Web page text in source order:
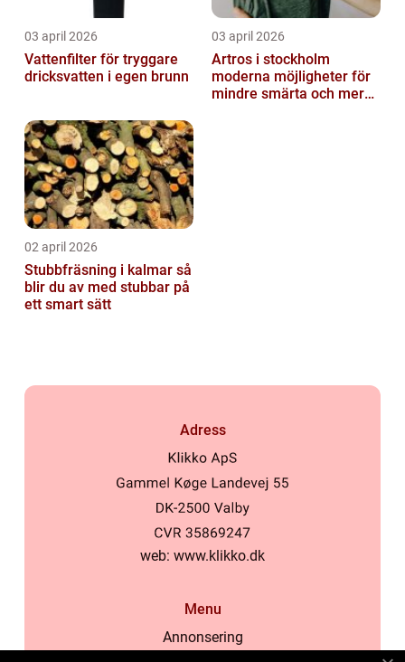
03 april 2026
Vattenfilter för tryggare
dricksvatten i egen brunn
03 april 2026
Artros i stockholm
moderna möjligheter för
mindre smärta och mer
02 april 2026
Stubbfräsning i kalmar så
blir du av med stubbar på
ett smart sätt
Adress
web: www.klikko.dk
Menu
Annonsering